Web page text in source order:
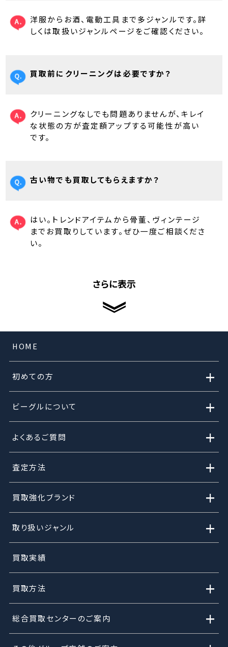
洋服からお酒、電動工具まで多ジャンルです。詳
しくは取扱いジャンルページをご確認ください。
買取前にクリーニングは必要ですか？
クリーニングなしでも問題ありませんが、キレイ
な状態の方が査定額アップする可能性が高い
です。
古い物でも買取してもらえますか？
はい。トレンドアイテムから骨董、ヴィンテージ
までお買取りしています。ぜひ一度ご相談くださ
い。
さらに表示
HOME
初めての方 +
ビーグルについて +
よくあるご質問 +
査定方法 +
買取強化ブランド +
取り扱いジャンル +
買取実績
買取方法 +
総合買取センターのご案内 +